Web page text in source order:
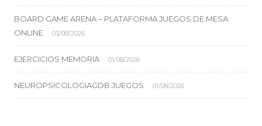
BOARD GAME ARENA – PLATAFORMA JUEGOS DE MESA
ONLINE
03/08/2026
EJERCICIOS MEMORIA 01/08/2026
NEUROPSICOLOGIAGDB JUEGOS 01/08/2026